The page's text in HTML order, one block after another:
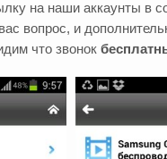
на наши аккаунты в
вопрос, и
что звонок